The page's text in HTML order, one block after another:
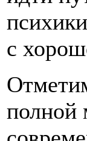
с
полной